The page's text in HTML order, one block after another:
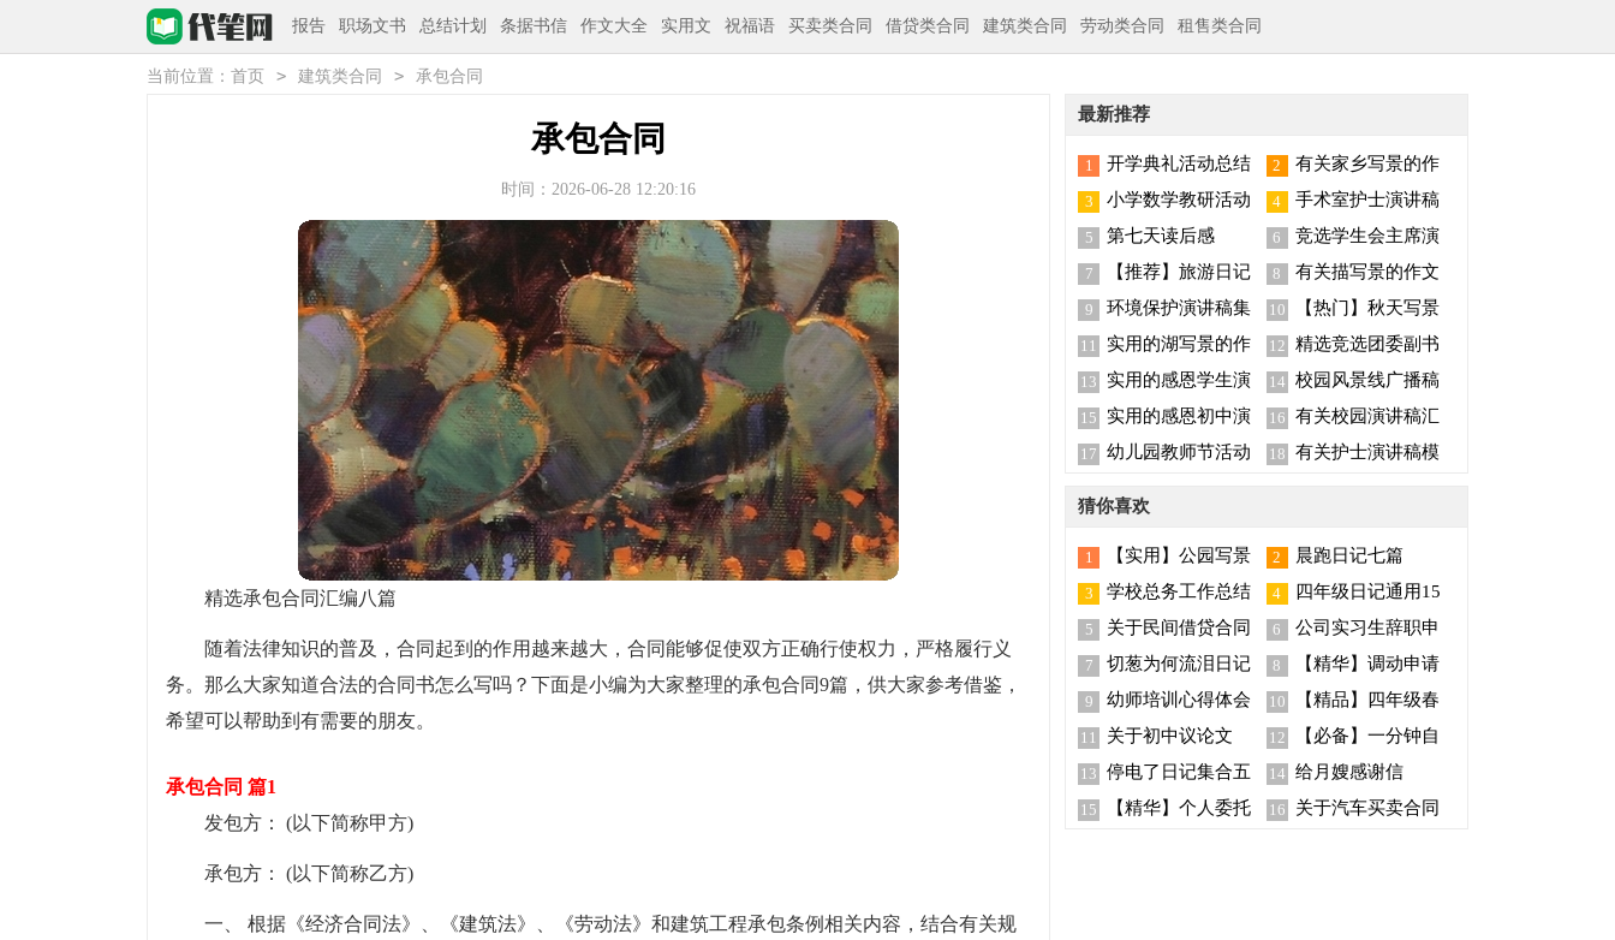
报告 职场文书 总结计划 条据书信 作文大全 实用文 祝福语 买卖类合同 借贷类合同 建筑类合同 劳动类合同 租售类合同
当前位置： 首页 > 建筑类合同 > 承包合同
承包合同
时间：2026-06-28 12:20:16
精选承包合同汇编八篇
随着法律知识的普及，合同起到的作用越来越大，合同能够促使双方正确行使权力，严格履行义
务。那么大家知道合法的合同书怎么写吗？下面是小编为大家整理的承包合同9篇，供大家参考借鉴，
希望可以帮助到有需要的朋友。
承包合同 篇1
发包方： (以下简称甲方)
承包方： (以下简称乙方)
一、 根据《经济合同法》、《建筑法》、《劳动法》和建筑工程承包条例相关内容，结合有关规
最新推荐
1 开学典礼活动总结 2
有关家乡写景的作
文300字四篇
3
小学数学教研活动
总结
4
手术室护士演讲稿
八篇
5 第七天读后感 6
竞选学生会主席演
讲稿
7
【推荐】旅游日记
四篇
8
有关描写景的作文
600字6篇
9
环境保护演讲稿集
锦五篇
10
【热门】秋天写景
作文四篇
11
实用的湖写景的作
文10篇
12 精选竞选团委副书
记演讲稿三篇
13 实用的感恩学生演
讲稿模板6篇
14 校园风景线广播稿
15 实用的感恩初中演
讲稿三篇
16 有关校园演讲稿汇
编七篇
17 幼儿园教师节活动
18 有关护士演讲稿模
猜你喜欢
1
【实用】公园写景
作文300字4篇
2 晨跑日记七篇
3 学校总务工作总结 4
四年级日记通用15
篇
5
关于民间借贷合同
范文锦集五篇
6
公司实习生辞职申
请书通用15篇
7 切葱为何流泪日记 8
【精华】调动申请
书模板集合九篇
9 幼师培训心得体会 10
【精品】四年级春
节作文6篇
11 关于初中议论文 12
【必备】一分钟自
我介绍模板锦集八篇
13 停电了日记集合五
篇
14 给月嫂感谢信
15
【精华】个人委托
16
关于汽车买卖合同